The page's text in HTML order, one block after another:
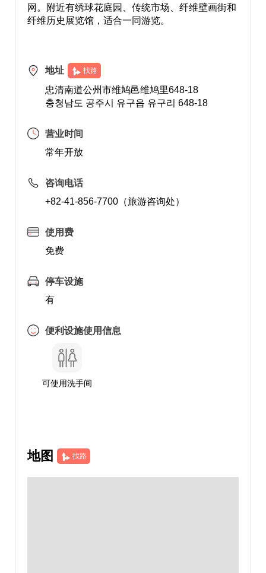
网。附近有绣球花庭园、传统市场、纤维壁画街和
纤维历史展览馆，适合一同游览。
地址 找路
忠清南道公州市维鸠邑维鸠里648-18
충청남도 공주시 유구읍 유구리 648-18
营业时间
常年开放
咨询电话
+82-41-856-7700（旅游咨询处）
使用费
免费
停车设施
有
便利设施使用信息
可使用洗手间
地图 找路